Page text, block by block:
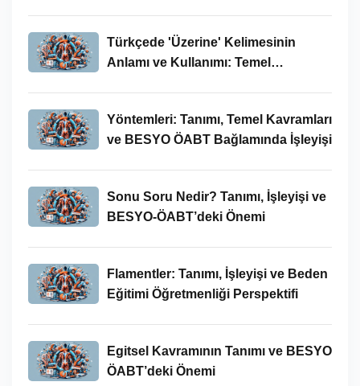
Türkçede 'Üzerine' Kelimesinin
Anlamı ve Kullanımı: Temel
Yöntemleri: Tanımı, Temel Kavramları
ve BESYO ÖABT Bağlamında İşleyişi
Sonu Soru Nedir? Tanımı, İşleyişi ve
BESYO-ÖABT’deki Önemi
Flamentler: Tanımı, İşleyişi ve Beden
Eğitimi Öğretmenliği Perspektifi
Egitsel Kavramının Tanımı ve BESYO
ÖABT’deki Önemi